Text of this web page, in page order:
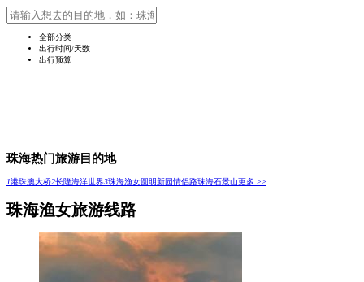
全部分类
出行时间/天数
出行预算
珠海热门旅游目的地
1港珠澳大桥2长隆海洋世界3珠海渔女圆明新园情侣路珠海石景山更多 >>
珠海渔女旅游线路